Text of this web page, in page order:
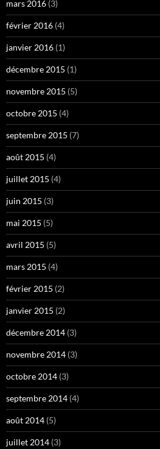
mars 2016 (3)
février 2016 (4)
janvier 2016 (1)
décembre 2015 (1)
novembre 2015 (5)
octobre 2015 (4)
septembre 2015 (7)
août 2015 (4)
juillet 2015 (4)
juin 2015 (3)
mai 2015 (5)
avril 2015 (5)
mars 2015 (4)
février 2015 (2)
janvier 2015 (2)
décembre 2014 (3)
novembre 2014 (3)
octobre 2014 (3)
septembre 2014 (4)
août 2014 (5)
juillet 2014 (3)